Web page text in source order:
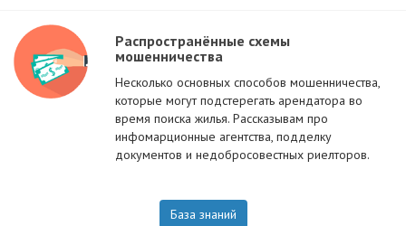
Распространённые схемы
мошенничества
Несколько основных способов мошенничества,
которые могут подстерегать арендатора во
время поиска жилья. Рассказывам про
инфомарционные агентства, подделку
документов и недобросовестных риелторов.
База знаний